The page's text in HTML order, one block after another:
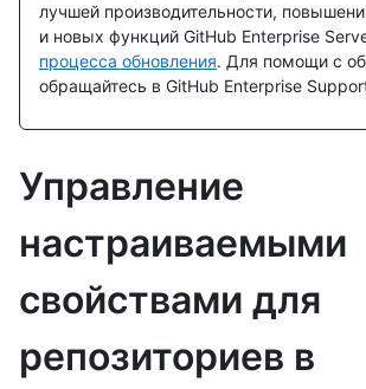
лучшей производительности,
и новых функций GitHub Enterprise
процесса обновления. Для помощи с
обращайтесь в GitHub Enterprise
Управление
настраиваемыми
свойствами для
репозиториев в